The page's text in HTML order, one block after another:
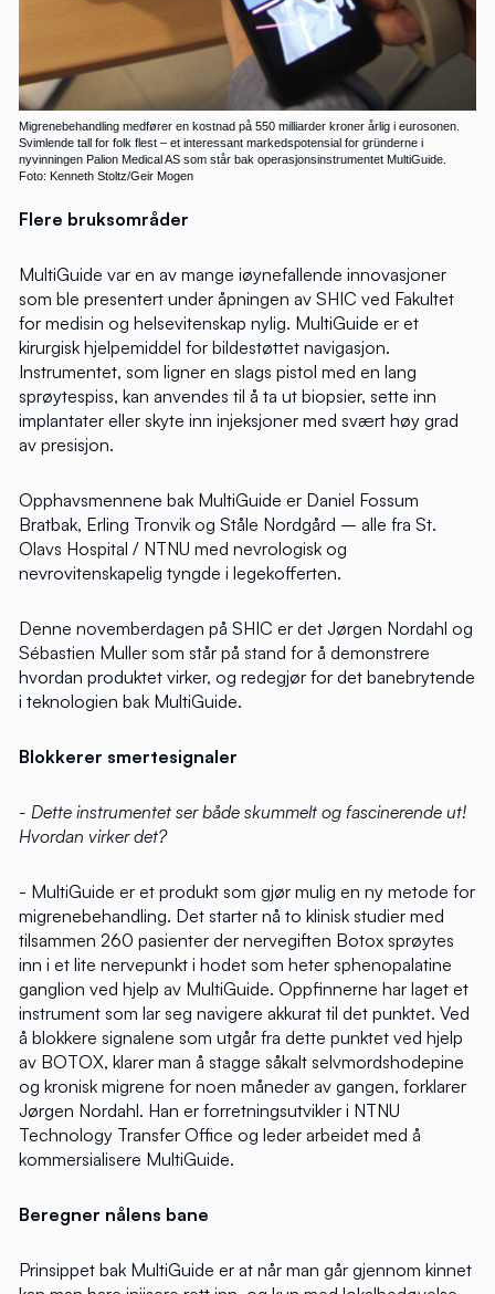
Migrenebehandling medfører en kostnad på 550 milliarder kroner årlig i eurosonen.
Svimlende tall for folk flest – et interessant markedspotensial for gründerne i
nyvinningen Palion Medical AS som står bak operasjonsinstrumentet MultiGuide.
Foto: Kenneth Stoltz/Geir Mogen
Flere bruksområder
MultiGuide var en av mange iøynefallende innovasjoner
som ble presentert under åpningen av SHIC ved Fakultet
for medisin og helsevitenskap nylig. MultiGuide er et
kirurgisk hjelpemiddel for bildestøttet navigasjon.
Instrumentet, som ligner en slags pistol med en lang
sprøytespiss, kan anvendes til å ta ut biopsier, sette inn
implantater eller skyte inn injeksjoner med svært høy grad
av presisjon.
Opphavsmennene bak MultiGuide er Daniel Fossum
Bratbak, Erling Tronvik og Ståle Nordgård – alle fra St.
Olavs Hospital / NTNU med nevrologisk og
nevrovitenskapelig tyngde i legekofferten.
Denne novemberdagen på SHIC er det Jørgen Nordahl og
Sébastien Muller som står på stand for å demonstrere
hvordan produktet virker, og redegjør for det banebrytende
i teknologien bak MultiGuide.
Blokkerer smertesignaler
- Dette instrumentet ser både skummelt og fascinerende ut!
Hvordan virker det?
- MultiGuide er et produkt som gjør mulig en ny metode for
migrenebehandling. Det starter nå to klinisk studier med
tilsammen 260 pasienter der nervegiften Botox sprøytes
inn i et lite nervepunkt i hodet som heter sphenopalatine
ganglion ved hjelp av MultiGuide. Oppfinnerne har laget et
instrument som lar seg navigere akkurat til det punktet. Ved
å blokkere signalene som utgår fra dette punktet ved hjelp
av BOTOX, klarer man å stagge såkalt selvmordshodepine
og kronisk migrene for noen måneder av gangen, forklarer
Jørgen Nordahl. Han er forretningsutvikler i NTNU
Technology Transfer Office og leder arbeidet med å
kommersialisere MultiGuide.
Beregner nålens bane
Prinsippet bak MultiGuide er at når man går gjennom kinnet